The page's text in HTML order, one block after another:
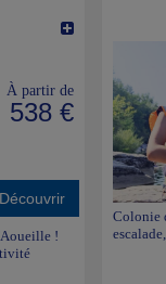
À partir de
538 €
Découvrir
!
Colonie